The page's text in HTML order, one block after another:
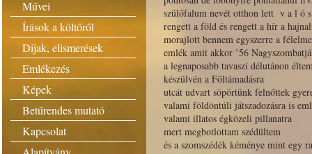
Művei
Írások a költőről
Díjak, elismerések
Emlékezés
Képek
Betűrendes mutató
Kapcsolat
szülőfalum nevét otthon lett v a l ó
rengett a föld és rengett a hír a
morajlott bennem egyszerre a
emlék amit akkor ’56
a legnaposabb tavaszi délutánon
készülvén a Föltámadásra
utcát udvart söpörtünk felnőttek
valami földöntúli játszadozásra is
valami illatos égközeli pillanatra
mert megbotlottam szédültem
és a szomszédék kéménye mint egy